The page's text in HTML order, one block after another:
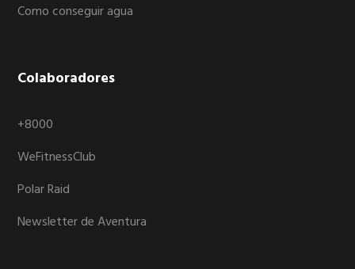
Como conseguir agua
Colaboradores
+8000
WeFitnessClub
Polar Raid
Newsletter de Aventura